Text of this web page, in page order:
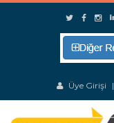
Üye Girişi |